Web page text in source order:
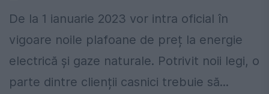
De la 1 ianuarie 2023 vor intra oficial în
vigoare noile plafoane de preț la energie
electrică și gaze naturale. Potrivit noii legi, o
parte dintre clienții casnici trebuie să...